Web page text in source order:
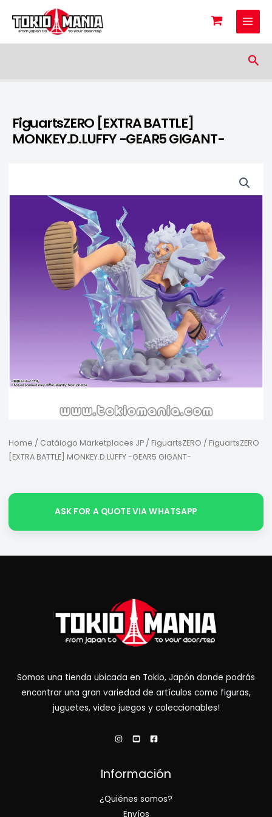
Skip to content
FiguartsZERO [EXTRA BATTLE]
MONKEY.D.LUFFY -GEAR5 GIGANT-
Home / Catálogo Marketplaces JP/ FiguartsZERO / FiguartsZERO
[EXTRA BATTLE] MONKEY.D.LUFFY -GEAR5 GIGANT-
ASK FOR A QUOTE VIA WHATSAPP
Somos una tienda ubicada en Tokio, Japón donde podrás
encontrar una gran variedad de artículos como figuras,
juguetes, video juegos y coleccionables!
Información
¿Quiénes somos?
Envíos